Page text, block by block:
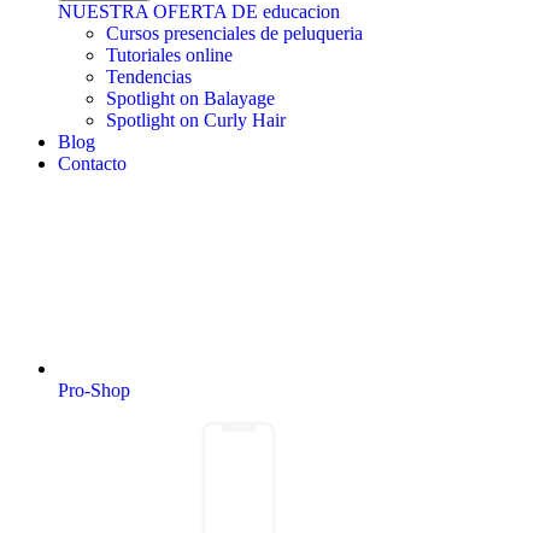
NUESTRA OFERTA DE educacion
Cursos presenciales de peluqueria
Tutoriales online
Tendencias
Spotlight on Balayage
Spotlight on Curly Hair
Blog
Contacto
Pro-Shop